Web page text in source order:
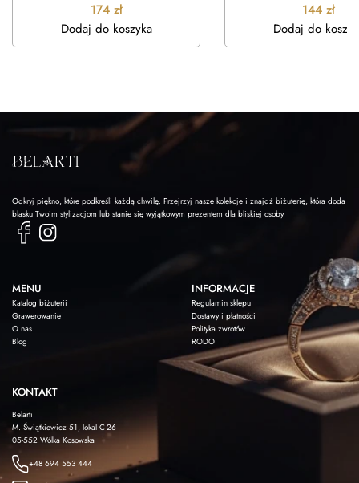
174 zł
Dodaj do koszyka
144 zł
Dodaj do
Odkryj piękno, które podkreśli każdą chwilę. Przejrzyj nasze kolekcje i znajdź biżuterię, która doda
blasku Twoim stylizacjom lub stanie się wyjątkowym prezentem dla bliskiej osoby.
MENU
Katalog biżuterii
Grawerowanie
O nas
Blog
INFORMACJE
Regulamin sklepu
Dostawy i płatności
Polityka zwrotów
RODO
KONTAKT
Belarti
M. Świątkiewicz 51, lokal C-26
05-552 Wólka Kosowska
+48 694 553 444